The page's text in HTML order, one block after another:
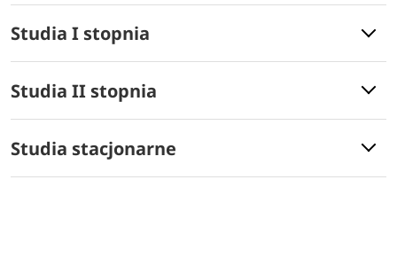
Studia I stopnia
Studia II stopnia
Studia stacjonarne